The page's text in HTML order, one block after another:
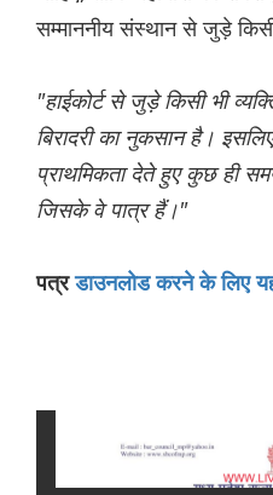
सम्माननीय संस्थान से जुड़े
"हाईकोर्ट से जुड़े किसी भी
बिरादरी का नुकसान है। इसलिए
प्राथमिकता देते हुए कुछ ही
जिसके वे पात्र हैं।"
पत्रडाउनलोड करने के लिए